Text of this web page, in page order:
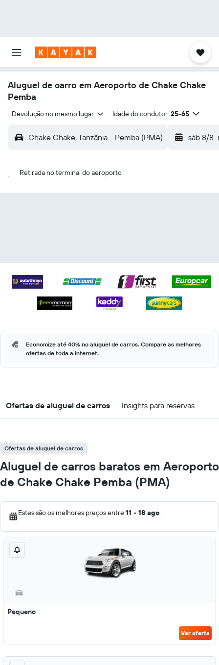
Aluguel de carro em Aeroporto de Chake Chake
Pemba
Devolução no mesmo lugar Idade do condutor: 25-65
Chake Chake, Tanzânia - Pemba (PMA) sáb 8/8
Retirada no terminal do aeroporto
Economize até 40% no aluguel de carros. Compare as melhores
ofertas de toda a internet.
Ofertas de aluguel de carros Insights para reservas
Ofertas de aluguel de carros
Aluguel de carros baratos em Aeroporto
de Chake Chake Pemba (PMA)
Estes são os melhores preços entre11 - 18 ago.
Pequeno
Ver oferta